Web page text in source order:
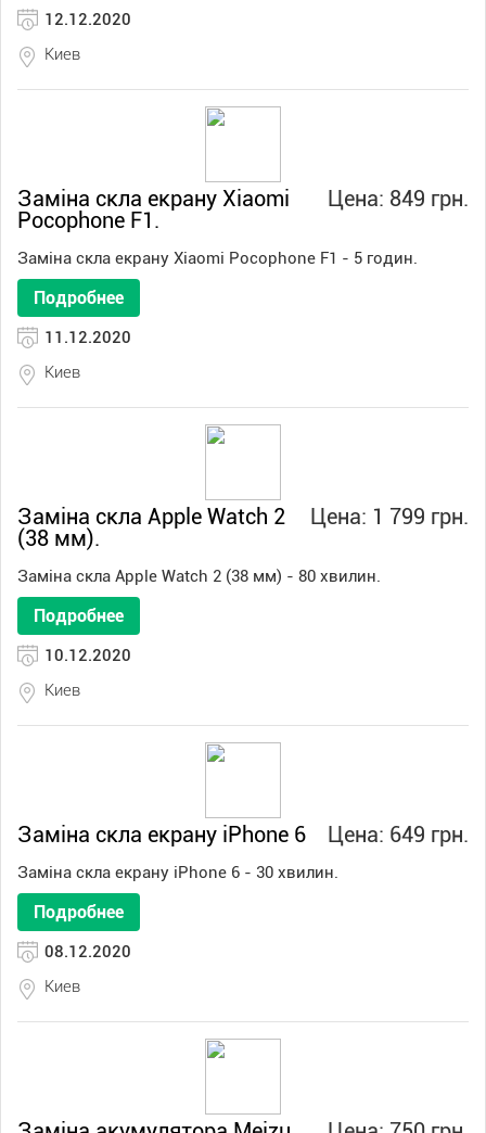
12.12.2020
Киев
Цена: 849 грн.
Заміна скла екрану Xiaomi
Pocophone F1.
Заміна скла екрану Xiaomi Pocophone F1 - 5 годин.
Подробнее
11.12.2020
Киев
Цена: 1 799 грн.
Заміна скла Apple Watch 2
(38 мм).
Заміна скла Apple Watch 2 (38 мм) - 80 хвилин.
Подробнее
10.12.2020
Киев
Цена: 649 грн.
Заміна скла екрану iPhone 6
Заміна скла екрану iPhone 6 - 30 хвилин.
Подробнее
08.12.2020
Киев